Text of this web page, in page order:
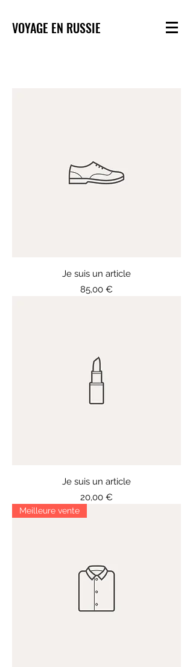
VOYAGE EN RUSSIE
Je suis un article
Prix
85,00 €
Je suis un article
Prix
20,00 €
Meilleure vente